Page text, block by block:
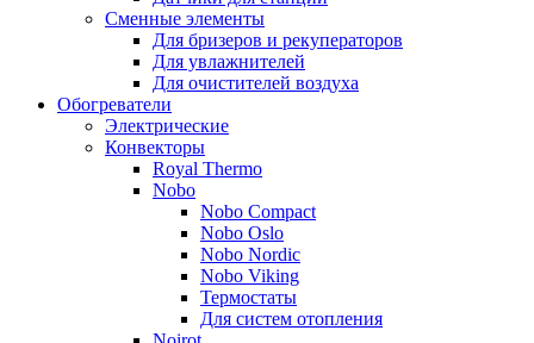
Сменные элементы
Для бризеров и рекуператоров
Для увлажнителей
Для очистителей воздуха
Обогреватели
Электрические
Конвекторы
Royal Thermo
Nobo
Nobo Compact
Nobo Oslo
Nobo Nordic
Nobo Viking
Термостаты
Для систем отопления